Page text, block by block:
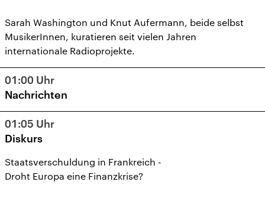
Sarah Washington und Knut Aufermann, beide selbst
MusikerInnen, kuratieren seit vielen Jahren
internationale Radioprojekte.
01:00 Uhr
Nachrichten
01:05 Uhr
Diskurs
Staatsverschuldung in Frankreich -
Droht Europa eine Finanzkrise?